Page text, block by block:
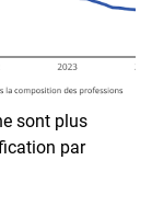
sont plus
par